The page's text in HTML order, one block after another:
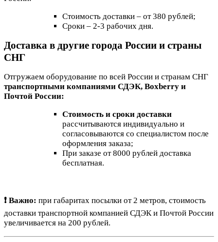
Стоимость доставки – от 380 рублей;
Сроки – 2-3 рабочих дня.
Доставка в другие города России и страны
СНГ
Отгружаем оборудование по всей России и странам СНГ
транспортными компаниями СДЭК, Boxberry и
Почтой России:
Стоимость и сроки доставки
рассчитываются индивидуально и
согласовываются со специалистом после
оформления заказа;
При заказе от 8000 рублей доставка
бесплатная.
❗ Важно: при габаритах посылки от 2 метров, стоимость
доставки транспортной компанией СДЭК и Почтой России
увеличивается на 200 рублей.